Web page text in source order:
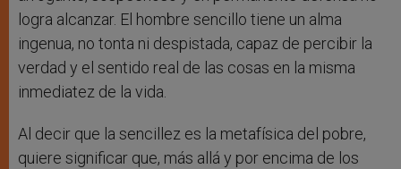
logra alcanzar. El hombre sencillo tiene un alma
ingenua, no tonta ni despistada, capaz de percibir la
verdad y el sentido real de las cosas en la misma
inmediatez de la vida.
Al decir que la sencillez es la metafísica del pobre,
quiere significar que, más allá y por encima de los